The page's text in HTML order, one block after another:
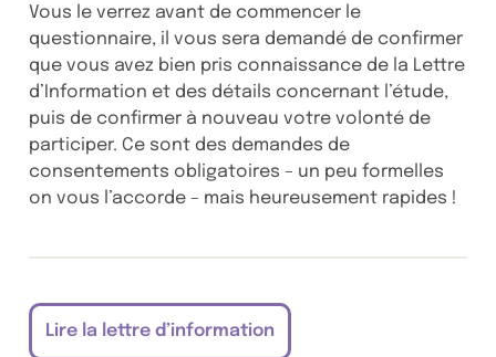
Vous le verrez avant de commencer le
questionnaire, il vous sera demandé de confirmer
que vous avez bien pris connaissance de la Lettre
d’Information et des détails concernant l’étude,
puis de confirmer à nouveau votre volonté de
participer. Ce sont des demandes de
consentements obligatoires – un peu formelles
on vous l’accorde – mais heureusement rapides !
Lire la lettre d’information